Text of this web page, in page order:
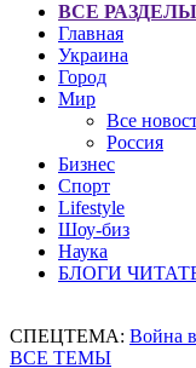
ВСЕ РАЗДЕЛЫ
Главная
Украина
Город
Мир
Все
Россия
Бизнес
Спорт
Lifestyle
Шоу-биз
Наука
БЛОГИ
СПЕЦТЕМА: Война
ВСЕ ТЕМЫ